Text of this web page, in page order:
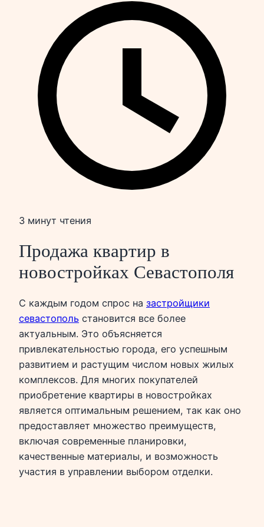
3 минут чтения
Продажа квартир в
новостройках Севастополя
С каждым годом спрос на застройщики
севастополь становится все более
актуальным. Это объясняется
привлекательностью города, его успешным
развитием и растущим числом новых жилых
комплексов. Для многих покупателей
приобретение квартиры в новостройках
является оптимальным решением, так как оно
предоставляет множество преимуществ,
включая современные планировки,
качественные материалы, и возможность
участия в управлении выбором отделки.